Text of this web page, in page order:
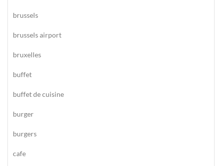
brussels
brussels airport
bruxelles
buffet
buffet de cuisine
burger
burgers
cafe